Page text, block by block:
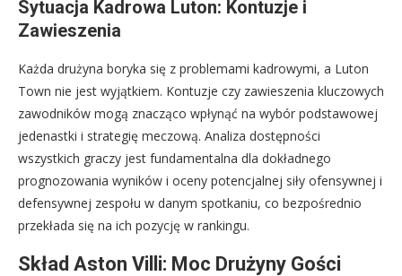
Sytuacja Kadrowa Luton: Kontuzje i
Zawieszenia
Każda drużyna boryka się z problemami kadrowymi, a Luton
Town nie jest wyjątkiem. Kontuzje czy zawieszenia kluczowych
zawodników mogą znacząco wpłynąć na wybór podstawowej
jedenastki i strategię meczową. Analiza dostępności
wszystkich graczy jest fundamentalna dla dokładnego
prognozowania wyników i oceny potencjalnej siły ofensywnej i
defensywnej zespołu w danym spotkaniu, co bezpośrednio
przekłada się na ich pozycję w rankingu.
Skład Aston Villi: Moc Drużyny Gości